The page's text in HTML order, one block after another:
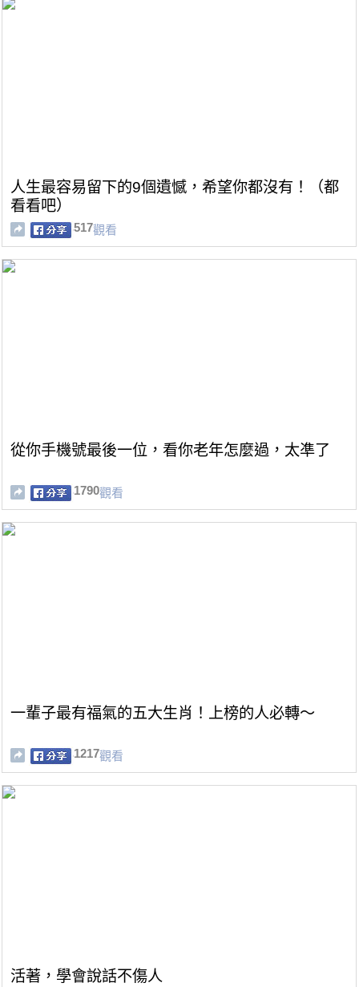
人生最容易留下的9個遺憾，希望你都沒有！（都
看看吧）
517觀看
從你手機號最後一位，看你老年怎麼過，太凖了
1790觀看
一輩子最有福氣的五大生肖！上榜的人必轉～
1217觀看
活著，學會說話不傷人